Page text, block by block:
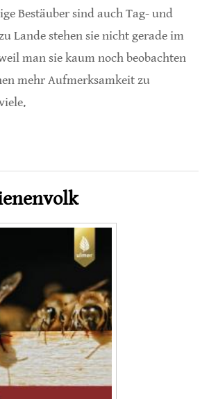
Bestäuber sind auch Tag- und
Lande stehen sie nicht gerade im
man sie kaum noch beobachten
mehr Aufmerksamkeit zu